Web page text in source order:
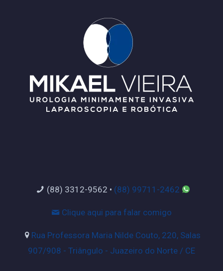
(88) 3312-9562 • (88) 99711-2462
Clique aqui para falar comigo
Rua Professora Maria Nilde Couto, 220, Salas
907/908 - Triângulo - Juazeiro do Norte / CE